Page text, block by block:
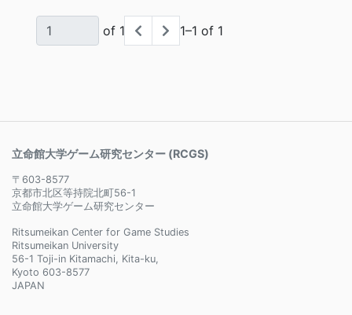
of 1 1–1 of 1
立命館大学ゲーム研究センター (RCGS)
〒603-8577
京都市北区等持院北町56-1
立命館大学ゲーム研究センター
Ritsumeikan Center for Game Studies
Ritsumeikan University
56-1 Toji-in Kitamachi, Kita-ku,
Kyoto 603-8577
JAPAN